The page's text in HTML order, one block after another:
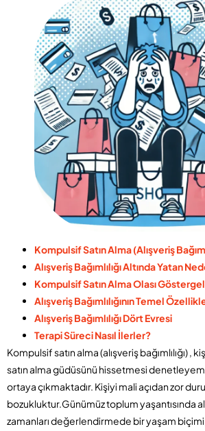
Kompulsif Satın Alma (Alışveriş
Alışveriş Bağımlılığı Altında Yatan
Kompulsif Satın Alma Olası
Alışveriş Bağımlılığının Temel
Alışveriş Bağımlılığı Dört Evresi
Terapi Süreci Nasıl İlerler?
Kompulsif satın alma (alışveriş bağımlılığı) ,
satın alma güdüsünü hissetmesi
ortaya çıkmaktadır. Kişiyi mali açıdan zor
bozukluktur.Günümüz toplum yaşantısında
zamanları değerlendirmede bir yaşam